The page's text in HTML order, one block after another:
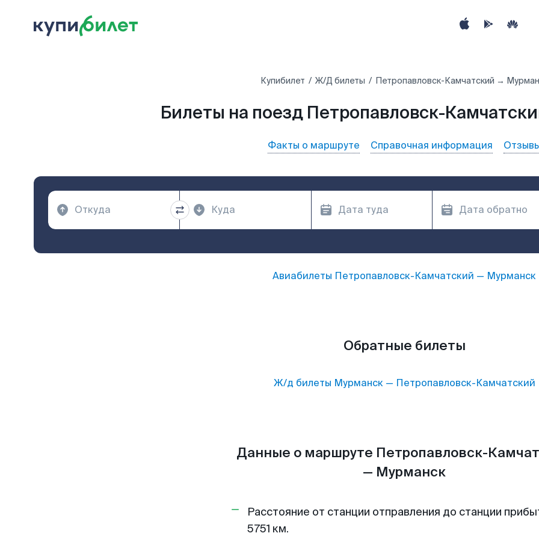
Купибилет Ж/Д билеты Петропавловск-Камчатский →
Билеты на поезд Петропавловск-
Факты о маршруте Справочная информация
Авиабилеты Петропавловск-Камчатский — Мурманск
Обратные билеты
Ж/д билеты Мурманск— Петропавловск-Камчатский
Данные о маршруте Петропавловск-
— Мурманск
Расстояние от станции отправления до станции
5751 км.